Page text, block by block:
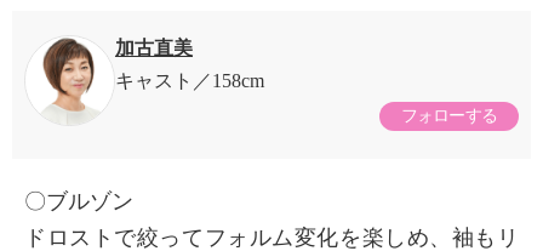
加古直美
キャスト
158cm
フォローする
〇ブルゾン
ドロストで絞ってフォルム変化を楽しめ、袖もリ